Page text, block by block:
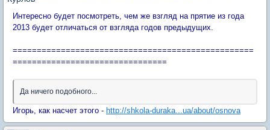
Интересно будет посмотреть, чем же взгляд на прятие из года
2013 будет отличаться от взгляда годов предыдущих.
==================================================
================================
Да ничего подобного...
Игорь, как насчет этого - http://shkola-duraka...ua/about/osnova